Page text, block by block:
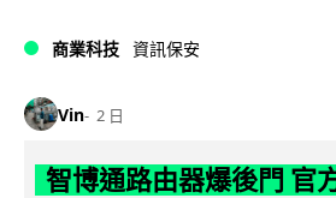
商業科技 資訊保安
Vin 2 日
智博通路由器爆後門 官